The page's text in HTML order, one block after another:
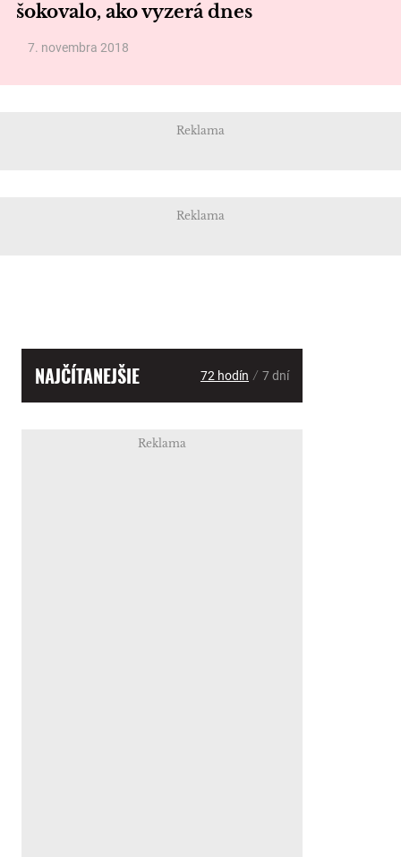
šokovalo, ako vyzerá dnes
7. novembra 2018
Reklama
Reklama
NAJČÍTANEJŠIE 72 hodín / 7 dní
Reklama